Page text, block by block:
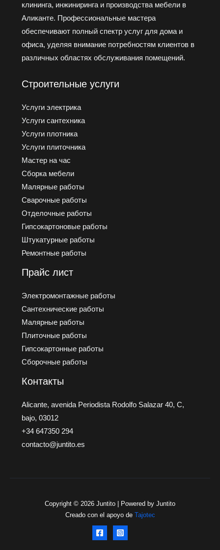
клининга, инжиниринга и производства мебели в
Аликанте. Профессиональные мастера
обеспечивают полный спектр услуг для дома и
офиса, уделяя внимание потребностям клиентов в
различных областях обслуживания помещений.
Строительные услуги
Услуги электрика
Услуги cантехника
Услуги плотника
Услуги плиточника
Мастер на час
Сборка мебели
Малярные работы
Сварочные работы
Отделочные работы
Гипсокартоновые работы
Штукатурные работы
Ремонтные работы
Прайс лист
Электромонтажные работы
Сантехнические работы
Малярные работы
Плиточные работы
Гипсокартонные работы
Сборочные работы
Контакты
Alicante, avenida Periodista Rodolfo Salazar 40, C,
bajo, 03012
+34 647350 294
contacto@juntito.es
Copyright © 2026 Juntito | Powered by Juntito
Creado con el apoyo de Tajotec